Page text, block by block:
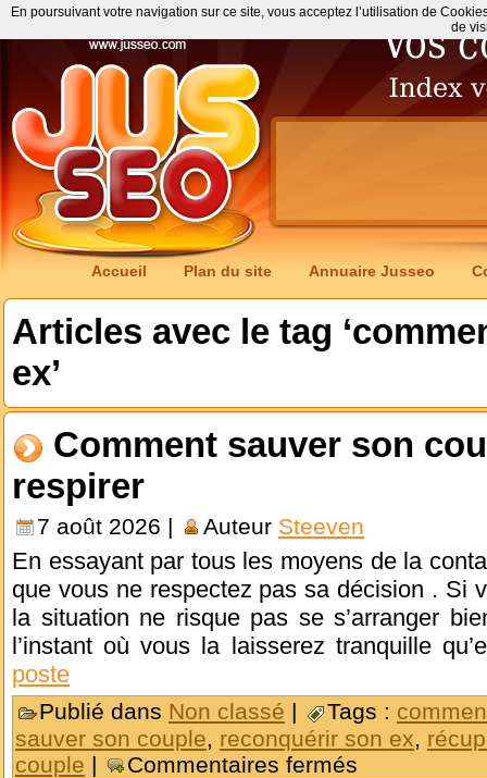
Accueil Plan du site Annuaire Jusseo
Articles avec le tag
ex’
Comment sauver son
respirer
7 août 2026 | Auteur Steeven
En essayant par tous les moyens de la
que vous ne respectez pas sa décision . Si
la situation ne risque pas se s’arranger
l’instant où vous la laisserez tranquille
poste
Publié dans Non classé | Tags :
sauver son couple, reconquérir son ex,
couple | Commentaires fermés
En poursuivant votre navigation sur ce site, vous acceptez l’utilisation de
de